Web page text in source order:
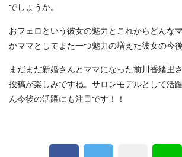
でしょうか。
おフェロという彼女の魅力とこれからどんな
かママとしてまた一つ魅力の増えた彼女の今後
まだまだ新婚さんとママになった前川香緒里
投稿が楽しみですね。サロンモデルとして活
ん今後の活躍にも注目です！！